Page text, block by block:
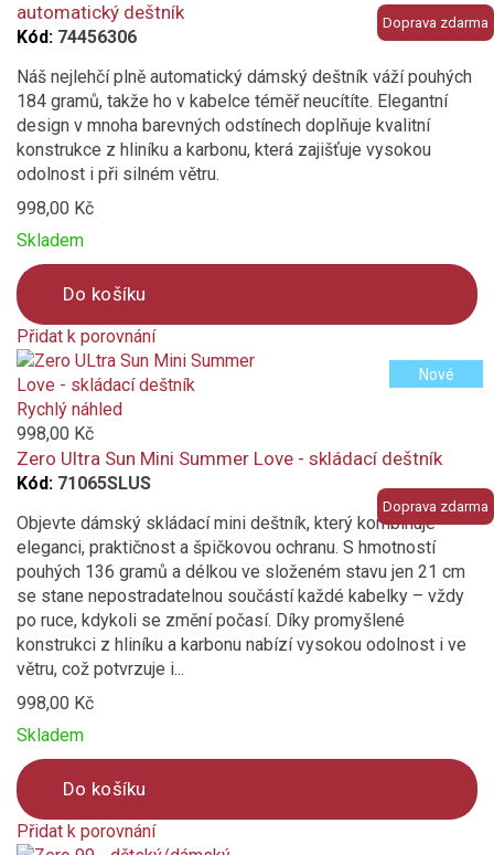
Doprava zdarma
automatický deštník
Kód: 74456306
Náš nejlehčí plně automatický dámský deštník váží pouhých
184 gramů, takže ho v kabelce téměř neucítíte. Elegantní
design v mnoha barevných odstínech doplňuje kvalitní
konstrukce z hliníku a karbonu, která zajišťuje vysokou
odolnost i při silném větru.
998,00 Kč
Skladem
Do košíku
Přidat k porovnání
Product
is
added
to
compare
Doprava zdarma
Rychlý náhled
998,00 Kč
Nové
Zero Ultra Sun Mini Summer Love - skládací deštník
Kód: 71065SLUS
Objevte dámský skládací mini deštník, který kombinuje
eleganci, praktičnost a špičkovou ochranu. S hmotností
pouhých 136 gramů a délkou ve složeném stavu jen 21 cm
se stane nepostradatelnou součástí každé kabelky – vždy
po ruce, kdykoli se změní počasí. Díky promyšlené
konstrukci z hliníku a karbonu nabízí vysokou odolnost i ve
větru, což potvrzuje i...
998,00 Kč
Skladem
Do košíku
Přidat k porovnání